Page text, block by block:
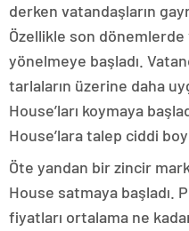
derken vatandaşların
Özellikle son
yönelmeye başladı.
tarlaların üzerine daha
House’ları koymaya
House’lara talep ciddi
Öte yandan bir zincir
House satmaya başladı.
fiyatları ortalama ne